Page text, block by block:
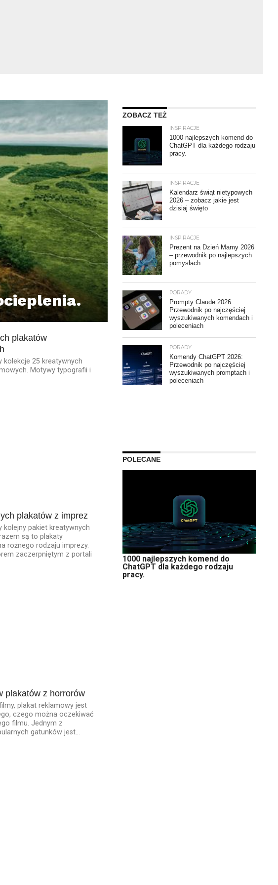
plakatów
kolekcje 25 kreatywnych
Motywy typografii i
plakatów z imprez
kolejny pakiet kreatywnych
są to plakaty
rożnego rodzaju imprezy.
zaczerpniętym z portali
plakatów z horrorów
plakat reklamowy jest
czego można oczekiwać
filmu. Jednym z
gatunków jest...
ZOBACZ TEŻ
INSPIRACJE
1000 najlepszych komend do
ChatGPT dla każdego rodzaju
pracy.
INSPIRACJE
Kalendarz świąt nietypowych
2026 – zobacz jakie jest
dzisiaj święto
INSPIRACJE
Prezent na Dzień Mamy 2026
– przewodnik po najlepszych
pomysłach
PORADY
Prompty Claude 2026:
Przewodnik po najczęściej
wyszukiwanych komendach i
poleceniach
PORADY
Komendy ChatGPT 2026:
Przewodnik po najczęściej
wyszukiwanych promptach i
poleceniach
POLECANE
1000 najlepszych komend do
ChatGPT dla każdego rodzaju
pracy.